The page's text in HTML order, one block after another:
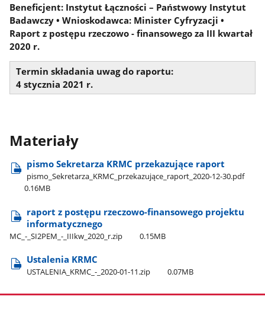
Beneficjent: Instytut Łączności – Państwowy Instytut
Badawczy • Wnioskodawca: Minister Cyfryzacji •
Raport z postępu rzeczowo - finansowego za III kwartał
2020 r.
Termin składania uwag do raportu:
4 stycznia 2021 r.
Materiały
pismo Sekretarza KRMC przekazujące raport
pismo​_Sekretarza​_KRMC​_przekazujące​_raport​_2020-12-30.pdf
0.16MB
raport z postępu rzeczowo-finansowego projektu
informatycznego
MC​_-​_SI2PEM​_-​_IIIkw​_2020​_r.zip 0.15MB
Ustalenia KRMC
USTALENIA​_KRMC​_-​_2020-01-11.zip 0.07MB